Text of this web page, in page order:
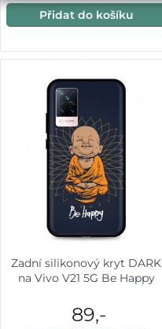
Přidat do košíku
Zadní silikonový kryt DARK
na Vivo V21 5G Be Happy
89,-